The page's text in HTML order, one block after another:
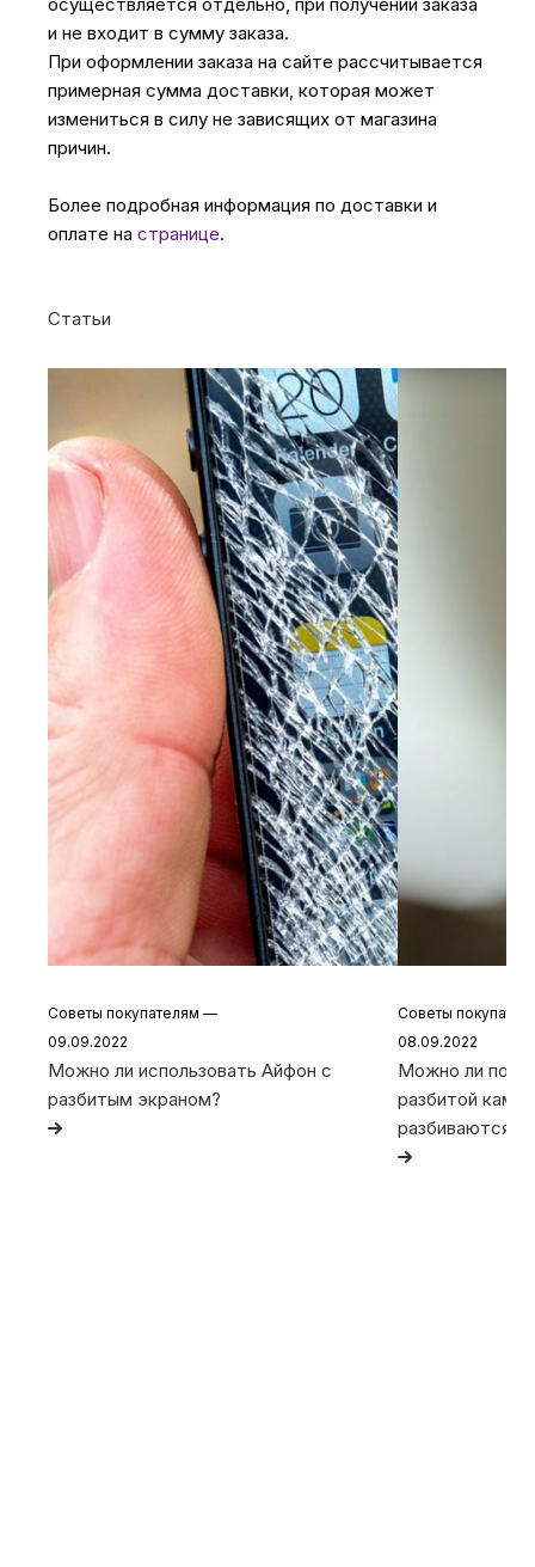
и не входит в сумму заказа.
При оформлении заказа на сайте рассчитывается
примерная сумма доставки, которая может
измениться в силу не зависящих от магазина
причин.
Более подробная информация по доставки и
оплате на странице.
Статьи
Советы покупателям —
09.09.2022
Можно ли использовать Айфон с
разбитым экраном?
Советы
08.09.2022
Можно ли
разбитой
разбиваются